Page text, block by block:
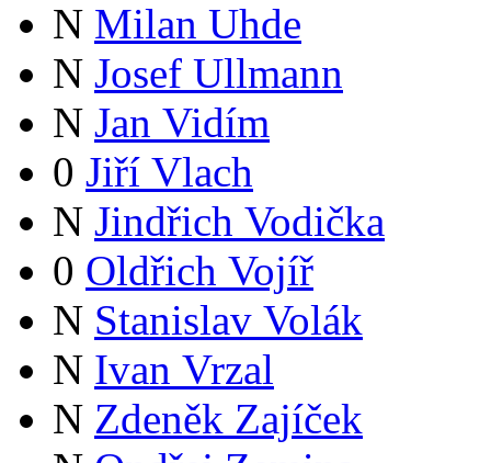
N Milan Uhde
N Josef Ullmann
N Jan Vidím
0 Jiří Vlach
N Jindřich Vodička
0 Oldřich Vojíř
N Stanislav Volák
N Ivan Vrzal
N Zdeněk Zajíček